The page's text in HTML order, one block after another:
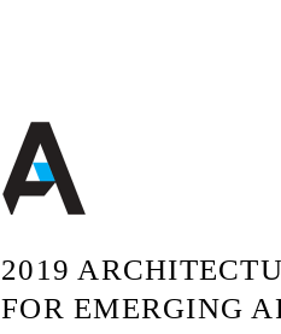
2019
FOR EMERGING